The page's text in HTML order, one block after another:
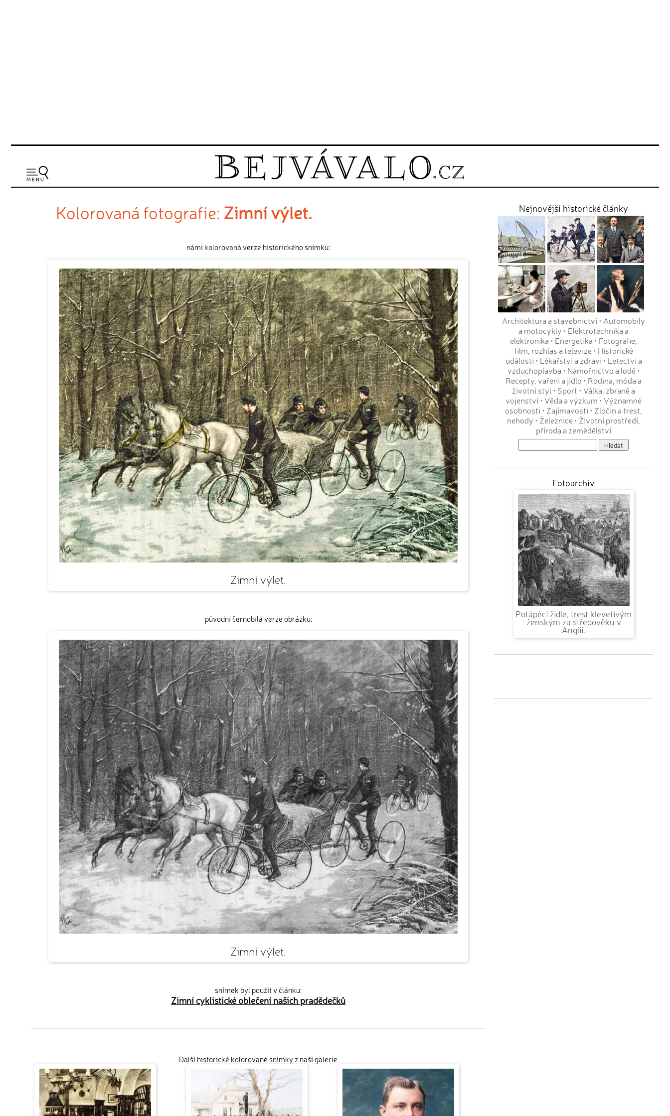
Kolorovaná fotografie: Zimní výlet.
námi kolorovaná verze historického snímku:
Zimní výlet.
původní černobílá verze obrázku:
Zimní výlet.
snímek byl použit v článku:
Zimní cyklistické oblečení našich pradědečků
Další historické kolorované snímky z naší galerie
Nejnovější historické články
Architektura a stavebnictví• Automobily
a motocykly • Elektrotechnika a
elektronika • Energetika • Fotografie,
film, rozhlas a televize• Historické
události • Lékařství a zdraví• Letectví a
vzduchoplavba • Námořnictvo a lodě•
Recepty, vaření a jídlo • Rodina, móda a
životní styl • Sport • Válka, zbraně a
vojenství• Věda a výzkum • Významné
osobnosti • Zajímavosti • Zločin a trest,
nehody • Železnice• Životní prostředí,
příroda a zemědělství
Fotoarchiv
Potápěcí židle, trest klevetivým
ženským za středověku v
Anglii.